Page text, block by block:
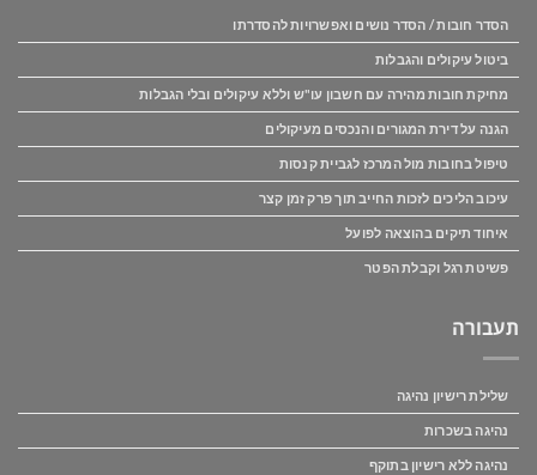
הסדר חובות / הסדר נושים ואפשרויות להסדרתו
ביטול עיקולים והגבלות
מחיקת חובות מהירה עם חשבון עו"ש וללא עיקולים ובלי הגבלות
הגנה על דירת המגורים והנכסים מעיקולים
טיפול בחובות מול המרכז לגביית קנסות
עיכוב הליכים לזכות החייב תוך פרק זמן קצר
איחוד תיקים בהוצאה לפועל
פשיטת רגל וקבלת הפטר
תעבורה
שלילת רישיון נהיגה
נהיגה בשכרות
נהיגה ללא רישיון בתוקף